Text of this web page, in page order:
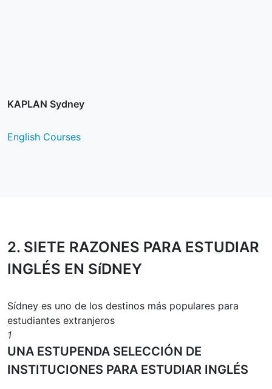
KAPLAN Sydney
English Courses
2. SIETE RAZONES PARA ESTUDIAR
INGLÉS EN SíDNEY
Sídney es uno de los destinos más populares para
estudiantes extranjeros
1
UNA ESTUPENDA SELECCIÓN DE
INSTITUCIONES PARA ESTUDIAR INGLÉS